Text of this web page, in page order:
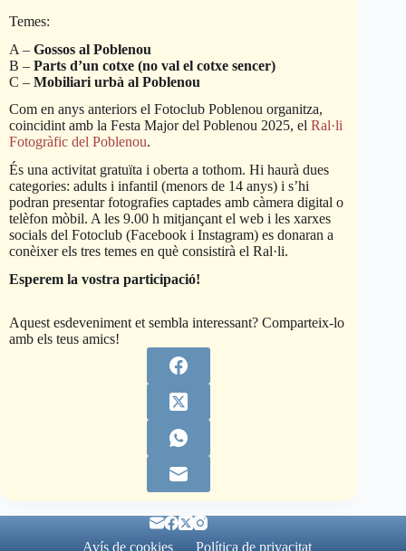
Temes:
A – Gossos al Poblenou
B – Parts d’un cotxe (no val el cotxe sencer)
C – Mobiliari urbà al Poblenou
Com en anys anteriors el Fotoclub Poblenou organitza,
coincidint amb la Festa Major del Poblenou 2025, el Ral·li
Fotogràfic del Poblenou.
És una activitat gratuïta i oberta a tothom. Hi haurà dues
categories: adults i infantil (menors de 14 anys) i s’hi
podran presentar fotografies captades amb càmera digital o
telèfon mòbil. A les 9.00 h mitjançant el web i les xarxes
socials del Fotoclub (Facebook i Instagram) es donaran a
conèixer els tres temes en què consistirà el Ral·li.
Esperem la vostra participació!
Aquest esdeveniment et sembla interessant? Comparteix-lo
amb els teus amics!
Avís de cookies Política de privacitat